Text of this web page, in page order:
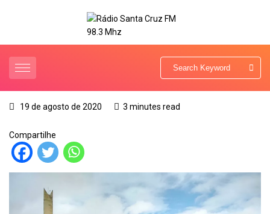
19 de agosto de 2020 3 minutes read
Compartilhe